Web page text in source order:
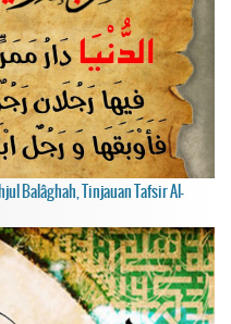
Balâghah, Tinjauan Tafsir Al-